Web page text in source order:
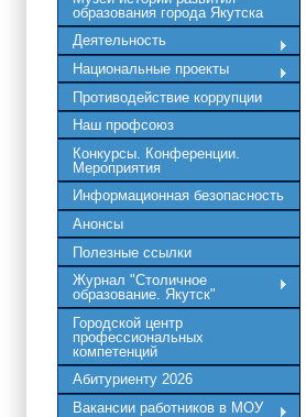
образования города Якутска
Деятельность
Национальные проекты
Противодействие коррупции
Наш профсоюз
Конкурсы. Конференции.
Мероприятия
Информационная безопасность
Анонсы
Полезные ссылки
Журнал "Столичное
образование. Якутск"
Городской центр
профессиональных
компетенций
Абитуриенту 2026
Вакансии работников в МОУ